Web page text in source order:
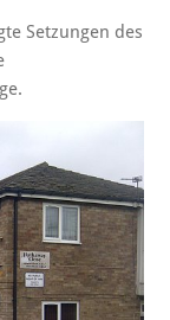
Setzungen des